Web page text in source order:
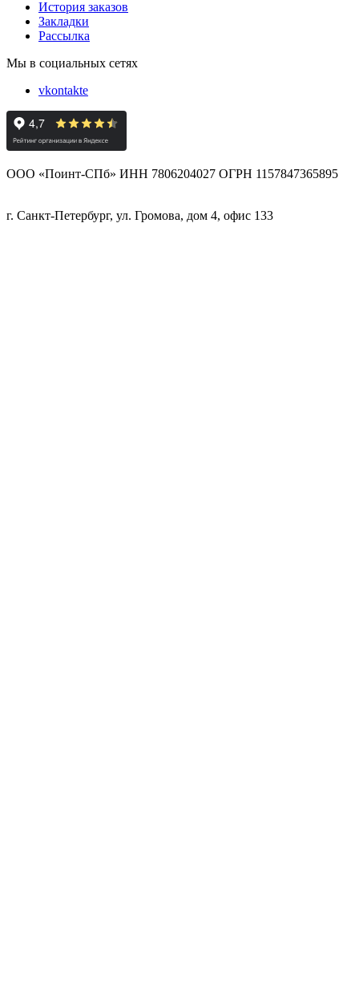
История заказов
Закладки
Рассылка
Мы в социальных сетях
vkontakte
ООО «Поинт-СПб» ИНН 7806204027 ОГРН 1157847365895
г. Санкт-Петербург, ул. Громова, дом 4, офис 133